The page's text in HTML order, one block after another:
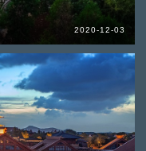
2020-12-03